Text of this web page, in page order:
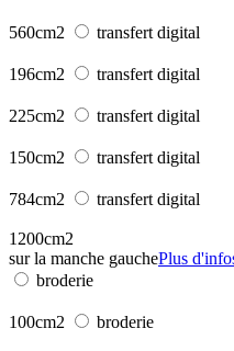
560cm2 transfert digital
196cm2 transfert digital
225cm2 transfert digital
150cm2 transfert digital
784cm2 transfert digital
1200cm2
sur la manche gauchePlus
broderie
100cm2 broderie